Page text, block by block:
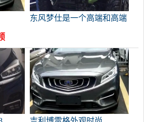
东风梦仕是一个高端和高端